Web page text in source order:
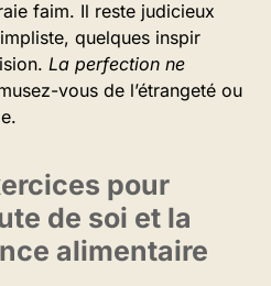
faim. Il reste judicieux
quelques inspir
La perfection ne
vous de l’étrangeté ou
pour
de soi et la
alimentaire